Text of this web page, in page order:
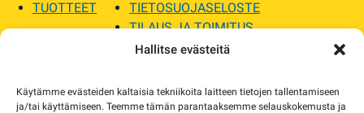
Hallitse evästeitä
Käytämme evästeiden kaltaisia tekniikoita laitteen tietojen tallentamiseen
ja/tai käyttämiseen. Teemme tämän parantaaksemme selauskokemusta ja
TUOTTEET
TIETOSUOJASELOSTE
TILAUS JA TOIMITUS
TOIMITUSEHDOT